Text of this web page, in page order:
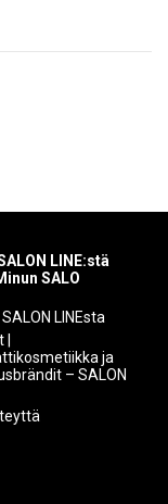
LINE:stä
SALO
LINEsta
ja
– SALON